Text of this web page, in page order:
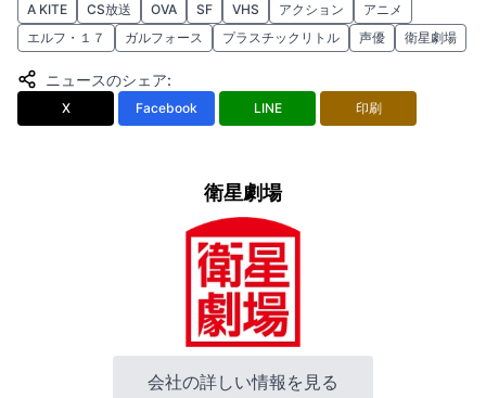
A KITE CS放送 OVA SF VHS アクション
アニメ
エルフ・１７
ガルフォース プラスチックリトル 声優 衛星劇場
ニュースのシェア:
X Facebook LINE 印刷
衛星劇場
会社の詳しい情報を見る